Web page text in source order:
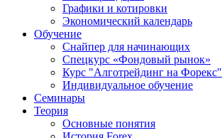
Графики и котировки
Экономический календарь
Обучение
Снайпер для начинающих
Спецкурс «Фондовый рынок»
Курс "Алготрейдинг на Форекс"
Индивидуальное обучение
Семинары
Теория
Основные понятия